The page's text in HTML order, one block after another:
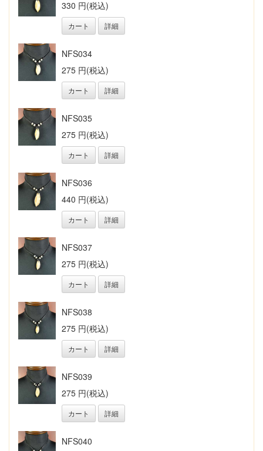
330 円(税込)
カート 詳細
NFS034
275 円(税込)
カート 詳細
NFS035
275 円(税込)
カート 詳細
NFS036
440 円(税込)
カート 詳細
NFS037
275 円(税込)
カート 詳細
NFS038
275 円(税込)
カート 詳細
NFS039
275 円(税込)
カート 詳細
NFS040